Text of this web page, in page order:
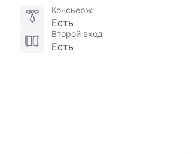
Консьерж
Есть
Второй вход
Есть